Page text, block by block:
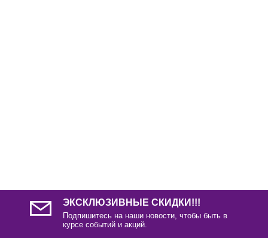
ЭКСКЛЮЗИВНЫЕ СКИДКИ!!!
Подпишитесь на наши новости, чтобы быть в
курсе событий и акций.